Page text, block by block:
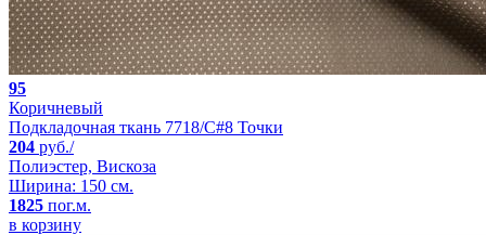
95
Коричневый
Подкладочная ткань 7718/C#8 Точки
204 руб./
Полиэстер, Вискоза
Ширина: 150 см.
1825 пог.м.
в корзину